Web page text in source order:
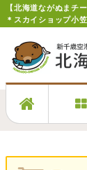
＊スカイショップ小